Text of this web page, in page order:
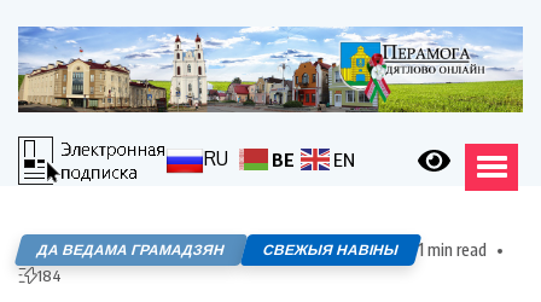
RU BE EN
ДА ВЕДАМА ГРАМАДЗЯН СВЕЖЫЯ НАВІНЫ 1 min read
184